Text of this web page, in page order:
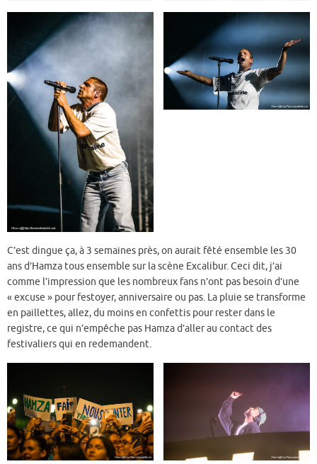
C’est dingue ça, à 3 semaines près, on aurait fêté ensemble les 30
ans d’Hamza tous ensemble sur la scène Excalibur. Ceci dit, j’ai
comme l’impression que les nombreux fans n’ont pas besoin d’une
« excuse » pour festoyer, anniversaire ou pas. La pluie se transforme
en paillettes, allez, du moins en confettis pour rester dans le
registre, ce qui n’empêche pas Hamza d’aller au contact des
festivaliers qui en redemandent.